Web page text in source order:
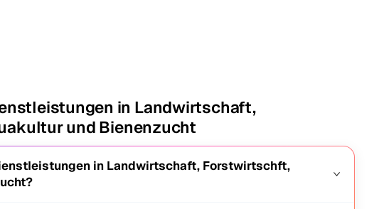
in Landwirtschaft,
und Bienenzucht
in Landwirtschaft, Forstwirtschft,